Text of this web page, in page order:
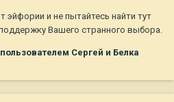
эйфории и не пытайтесь найти тут
Вашего странного выбора.
пользователем Сергей и Белка